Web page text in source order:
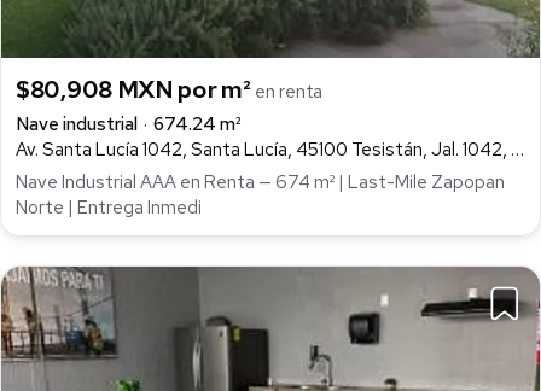
$80,908 MXN por m² en renta
Nave industrial
674.24 m²
Av. Santa Lucía 1042, Santa Lucía, 45100 Tesistán, Jal. 1042, Tesistan, Zapopan
Nave Industrial AAA en Renta — 674 m² | Last-Mile Zapopan
Norte | Entrega Inmedi